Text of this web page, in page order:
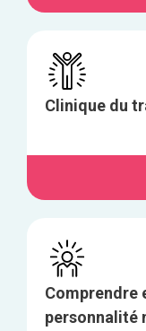
Clinique du
Comprendre
personnalité